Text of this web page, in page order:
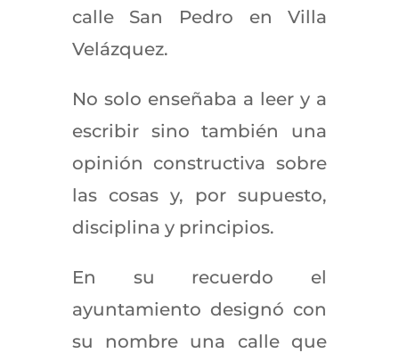
calle San Pedro en Villa
Velázquez.
No solo enseñaba a leer y a
escribir sino también una
opinión constructiva sobre
las cosas y, por supuesto,
disciplina y principios.
En su recuerdo el
ayuntamiento designó con
su nombre una calle que